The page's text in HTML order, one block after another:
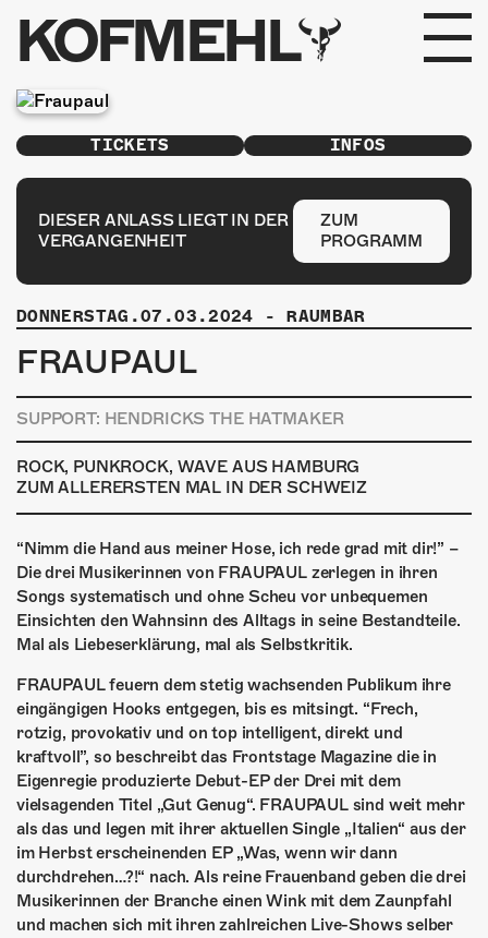
KOFMEHL
PROGRAMM
FABRIKGEFLÜSTER
GALERIE
FOTOGALERIE
PHOTOMAT
INFOS
KONTAKT
ÜBER UNS
GÖNNEREI
SHOP
MITMACHEN
TICKETS INFOS
DIESER ANLASS LIEGT IN DER
VERGANGENHEIT
ZUM
PROGRAMM
DONNERSTAG.07.03.2024 - RAUMBAR
FRAUPAUL
SUPPORT: HENDRICKS THE HATMAKER
ROCK, PUNKROCK, WAVE AUS HAMBURG
ZUM ALLERERSTEN MAL IN DER SCHWEIZ
“Nimm die Hand aus meiner Hose, ich rede grad mit dir!” –
Die drei Musikerinnen von FRAUPAUL zerlegen in ihren
Songs systematisch und ohne Scheu vor unbequemen
Einsichten den Wahnsinn des Alltags in seine Bestandteile.
Mal als Liebeserklärung, mal als Selbstkritik.
FRAUPAUL feuern dem stetig wachsenden Publikum ihre
eingängigen Hooks entgegen, bis es mitsingt. “Frech,
rotzig, provokativ und on top intelligent, direkt und
kraftvoll”, so beschreibt das Frontstage Magazine die in
Eigenregie produzierte Debut-EP der Drei mit dem
vielsagenden Titel „Gut Genug“. FRAUPAUL sind weit mehr
als das und legen mit ihrer aktuellen Single „Italien“ aus der
im Herbst erscheinenden EP „Was, wenn wir dann
durchdrehen…?!“ nach. Als reine Frauenband geben die drei
Musikerinnen der Branche einen Wink mit dem Zaunpfahl
und machen sich mit ihren zahlreichen Live-Shows selber